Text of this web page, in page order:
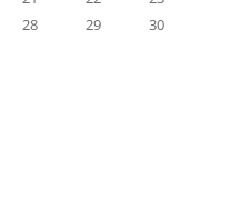
28 29
30